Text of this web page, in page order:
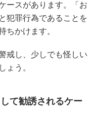
ースがあります。「お
犯罪行為であることを
ちかけます。
戒し、少しでも怪しい
ょう。
て勧誘されるケー